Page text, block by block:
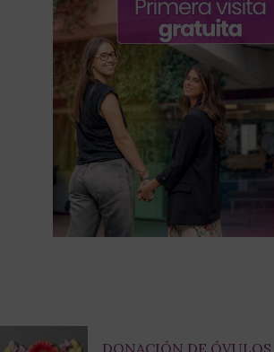
DONACIÓN DE ÓVULOS